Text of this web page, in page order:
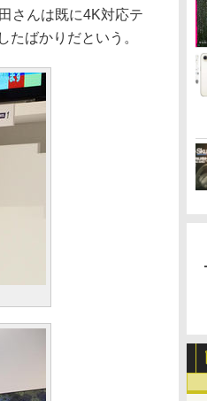
さんは既に4K対応テ
ばかりだという。